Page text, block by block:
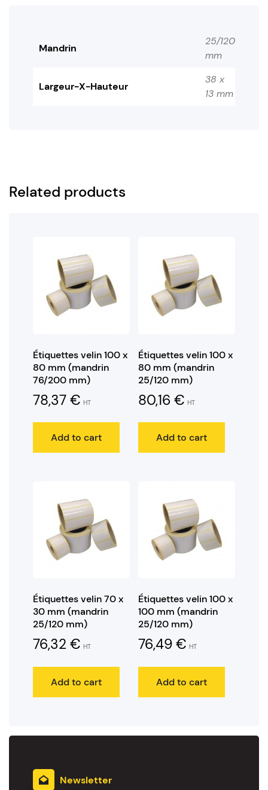
Mandrin
25/120
mm
Largeur-X-Hauteur
38 x
13 mm
Related products
Étiquettes velin 100 x
80 mm (mandrin
76/200 mm)
78,37 € HT
Add to cart
Étiquettes velin 100 x
80 mm (mandrin
25/120 mm)
80,16 € HT
Add to cart
Étiquettes velin 70 x
30 mm (mandrin
25/120 mm)
76,32 € HT
Add to cart
Étiquettes velin 100 x
100 mm (mandrin
25/120 mm)
76,49 € HT
Add to cart
Newsletter